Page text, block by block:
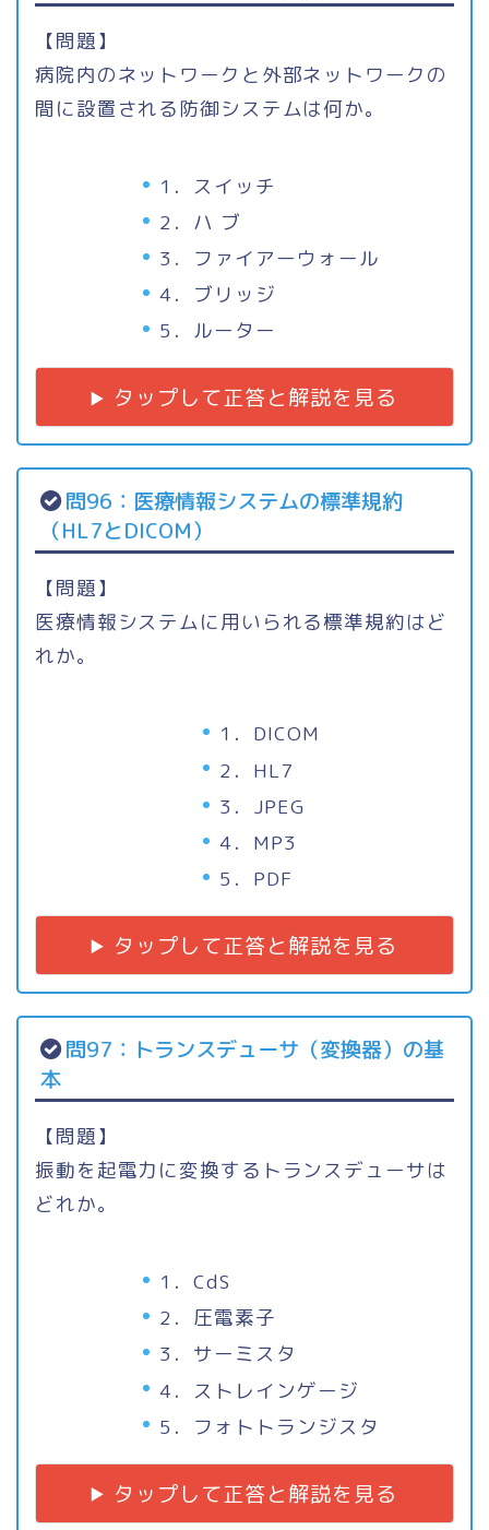
【問題】
病院内のネットワークと外部ネットワークの
間に設置される防御システムは何か。
1．スイッチ
2．ハ ブ
3．ファイアーウォール
4．ブリッジ
5．ルーター
タップして正答と解説を見る
問96：医療情報システムの標準規約
（HL7とDICOM）
【問題】
医療情報システムに用いられる標準規約はど
れか。
1．DICOM
2．HL7
3．JPEG
4．MP3
5．PDF
タップして正答と解説を見る
問97：トランスデューサ（変換器）の基
本
【問題】
振動を起電力に変換するトランスデューサは
どれか。
1．CdS
2．圧電素子
3．サーミスタ
4．ストレインゲージ
5．フォトトランジスタ
タップして正答と解説を見る